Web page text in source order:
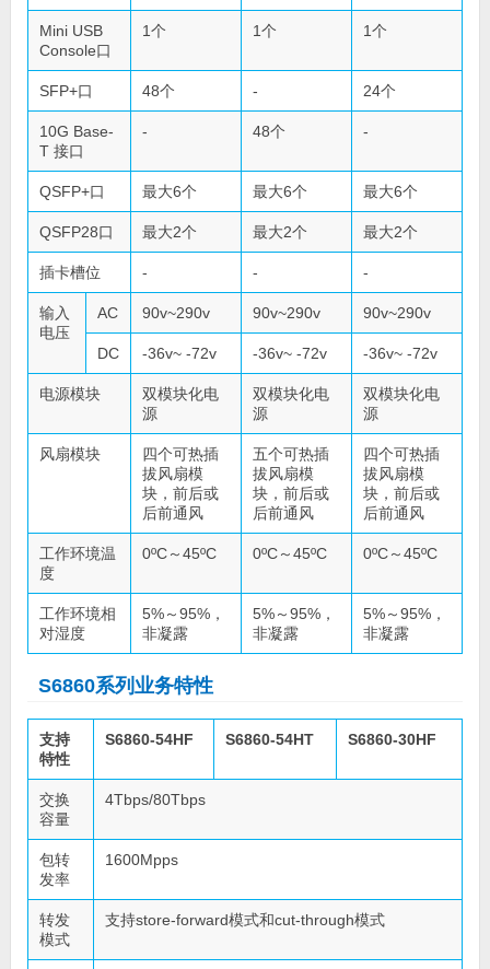
Mini USB
Console口
1个 1个 1个
SFP+口 48个 - 24个
10G Base-
T 接口
- 48个 -
QSFP+口 最大6个 最大6个 最大6个
QSFP28口 最大2个 最大2个 最大2个
插卡槽位 - - -
输入
电压
AC 90v~290v 90v~290v 90v~290v
DC -36v~ -72v -36v~ -72v -36v~ -72v
电源模块
双模块化电
源
双模块化电
源
双模块化电
源
风扇模块
四个可热插
拔风扇模
块，前后或
后前通风
五个可热插
拔风扇模
块，前后或
后前通风
四个可热插
拔风扇模
块，前后或
后前通风
工作环境温
度
0ºC～45ºC 0ºC～45ºC 0ºC～45ºC
工作环境相
对湿度
5%～95%，
非凝露
5%～95%，
非凝露
5%～95%，
非凝露
S6860系列业务特性
支持
特性
S6860-54HF S6860-54HT S6860-30HF
交换
容量
4Tbps/80Tbps
包转
发率
1600Mpps
转发
模式
支持store-forward模式和cut-through模式